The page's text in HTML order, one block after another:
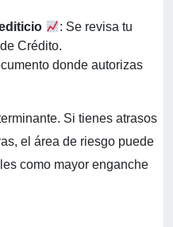
: Se revisa tu
Crédito.
donde autorizas
Si tienes atrasos
el área de riesgo puede
como mayor enganche